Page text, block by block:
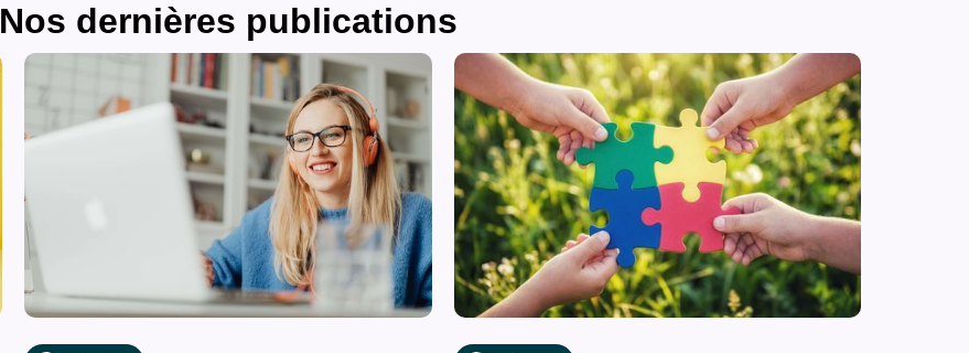
Nos dernières publications